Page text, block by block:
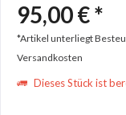
95,00 € *
*Artikel unterliegt
Versandkosten
Dieses Stück ist